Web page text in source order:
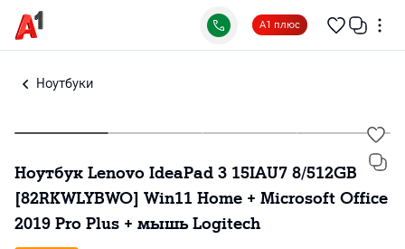
А1 плюс
Ноутбуки
Ноутбук Lenovo IdeaPad 3 15IAU7 8/512GB
[82RKWLYBWO] Win11 Home + Microsoft Office
2019 Pro Plus + мышь Logitech